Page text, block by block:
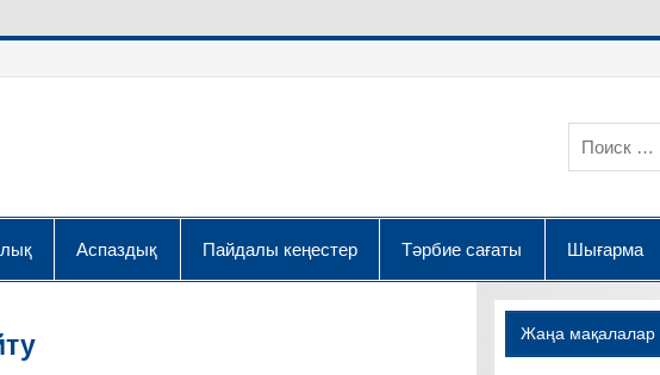
Аспаздық Пайдалы кеңестер Тәрбие сағаты Шығарма
Жаңа мақалалар